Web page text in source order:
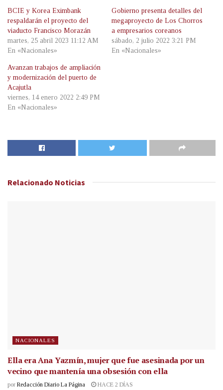
BCIE y Korea Eximbank
respaldarán el proyecto del
viaducto Francisco Morazán
martes, 25 abril 2023 11:12 AM
En «Nacionales»
Gobierno presenta detalles del
megaproyecto de Los Chorros
a empresarios coreanos
sábado, 2 julio 2022 3:21 PM
En «Nacionales»
Avanzan trabajos de ampliación
y modernización del puerto de
Acajutla
viernes, 14 enero 2022 2:49 PM
En «Nacionales»
Relacionado Noticias
NACIONALES
Ella era Ana Yazmín, mujer que fue asesinada por un
vecino que mantenía una obsesión con ella
por Redacción Diario La Página HACE 2 DÍAS